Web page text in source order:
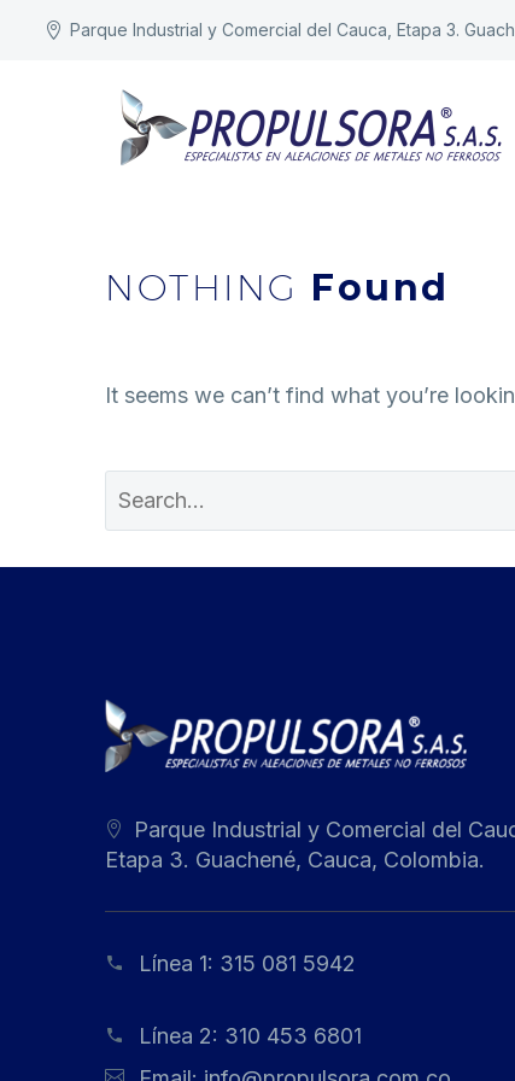
Parque Industrial y Comercial del Cauca, Etapa 3.
NOTHING Found
It seems we can’t find what you’re
Parque Industrial y Comercial del
Etapa 3. Guachené, Cauca, Colombia.
Línea 1: 315 081 5942
Línea 2: 310 453 6801